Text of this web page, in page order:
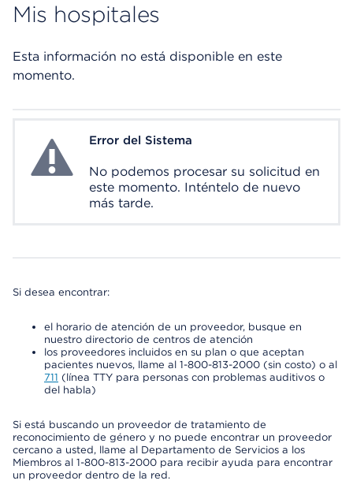
Mis hospitales
Esta información no está disponible en este
momento.
System ErrorError del Sistema
No podemos procesar su solicitud en
este momento. Inténtelo de nuevo
más tarde.
Si desea encontrar:
el horario de atención de un proveedor, busque en
nuestro directorio de centros de atención
los proveedores incluidos en su plan o que aceptan
pacientes nuevos, llame al 1-800-813-2000 (sin costo) o al
711 (línea TTY para personas con problemas auditivos o
del habla)
Si está buscando un proveedor de tratamiento de
reconocimiento de género y no puede encontrar un proveedor
cercano a usted, llame al Departamento de Servicios a los
Miembros al 1-800-813-2000 para recibir ayuda para encontrar
un proveedor dentro de la red.